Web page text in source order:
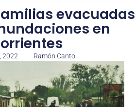
evacuadas
en
2022 Ramón Canto